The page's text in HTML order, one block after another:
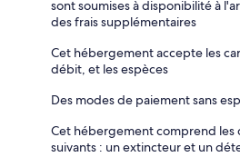
sont soumises à disponibilité à
des frais supplémentaires
Cet hébergement accepte les
débit, et les espèces
Des modes de paiement sans
Cet hébergement comprend les
suivants : un extincteur et un